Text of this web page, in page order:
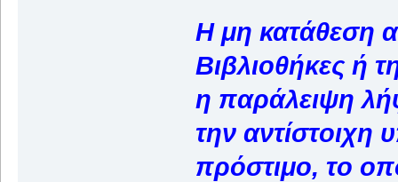
Η μη κατάθεση
Βιβλιοθήκες ή
η παράλειψη
την αντίστοιχη
πρόστιμο, το